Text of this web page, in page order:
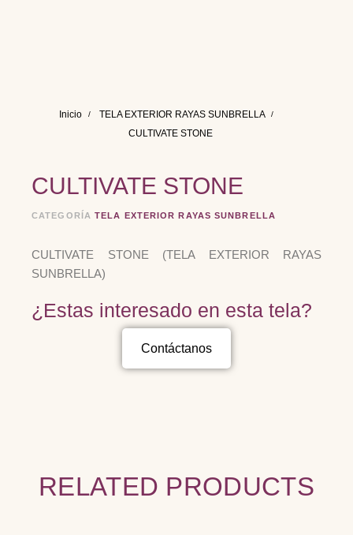
Inicio
TELA EXTERIOR RAYAS SUNBRELLA
CULTIVATE STONE
CULTIVATE STONE
CATEGORÍA TELA EXTERIOR RAYAS SUNBRELLA
CULTIVATE STONE (TELA EXTERIOR RAYAS
SUNBRELLA)
¿Estas interesado en esta tela?
Contáctanos
RELATED PRODUCTS